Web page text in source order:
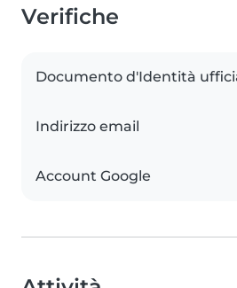
Verifiche
Documento d'Identità
Indirizzo email
Account Google